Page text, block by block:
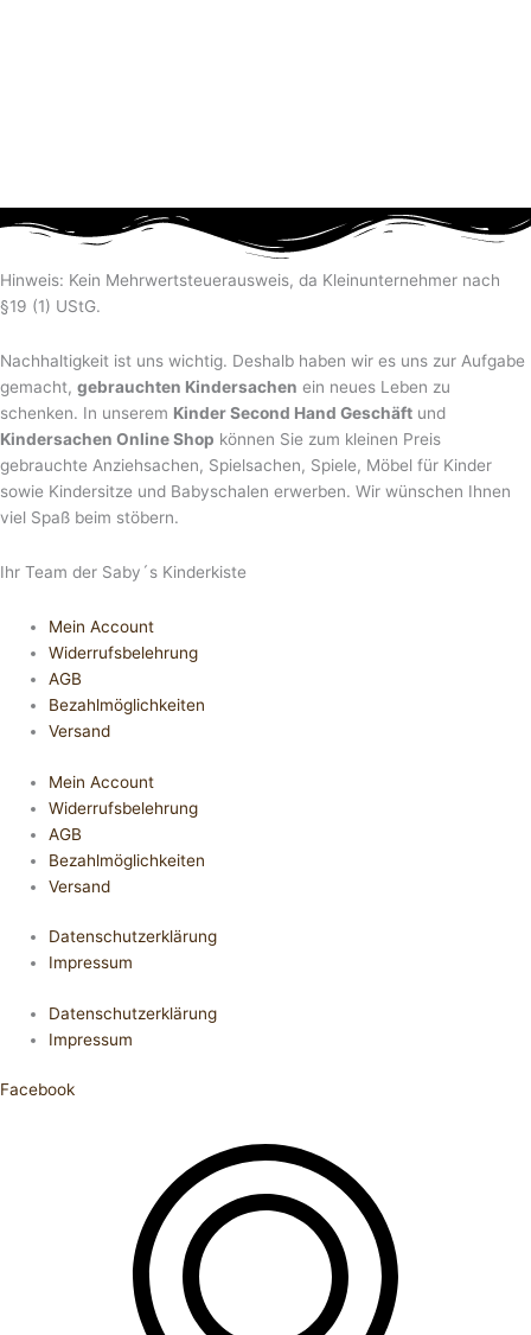
Hinweis: Kein Mehrwertsteuerausweis, da Kleinunternehmer nach
§19 (1) UStG.
Nachhaltigkeit ist uns wichtig. Deshalb haben wir es uns zur Aufgabe
gemacht, gebrauchten Kindersachen ein neues Leben zu
schenken. In unserem Kinder Second Hand Geschäft und
Kindersachen Online Shop können Sie zum kleinen Preis
gebrauchte Anziehsachen, Spiel­sachen, Spiele, Möbel für Kinder
sowie Kindersitze und Babyschalen erwerben. Wir wünschen Ihnen
viel Spaß beim stöbern.
Ihr Team der Saby´s Kinderkiste
Mein Account
Widerrufsbelehrung
AGB
Bezahlmöglichkeiten
Versand
Mein Account
Widerrufsbelehrung
AGB
Bezahlmöglichkeiten
Versand
Datenschutzerklärung
Impressum
Datenschutzerklärung
Impressum
Facebook